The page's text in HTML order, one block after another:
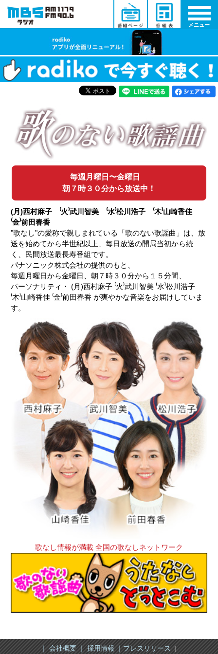
メニュー
毎週月曜日〜金曜日
朝７時３０分から放送中！
(月)西村麻子 ⁽火⁾武川智美 ⁽水⁾松川浩子 ⁽木⁾山崎香佳
⁽金⁾前田春香
"歌なし"の愛称で親しまれている「歌のない歌謡曲」は、放
送を始めてから半世紀以上、毎日放送の開局当初から続
く、民間放送最長寿番組です。
パナソニック株式会社の提供のもと、
毎週月曜日から金曜日、朝７時３０分から１５分間、
パーソナリティ・ (月)西村麻子 ⁽火⁾武川智美 ⁽水⁾松川浩子
⁽木⁾山崎香佳 ⁽金⁾前田春香 が爽やかな音楽をお届けしていま
す。
歌なし情報が満載 全国の歌なしネットワーク
｜ 会社概要 ｜採用情報 ｜プレスリリース｜